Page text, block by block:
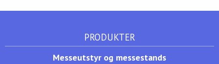
PRODUKTER
Messeutstyr og messestands